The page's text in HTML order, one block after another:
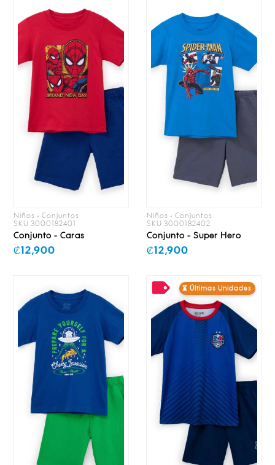
Niños • Conjuntos
SKU 3000182401
Conjunto - Caras
₡12,900
Niños • Conjuntos
SKU 3000182402
Conjunto - Super Hero
₡12,900
⏳ Últimas Unidades